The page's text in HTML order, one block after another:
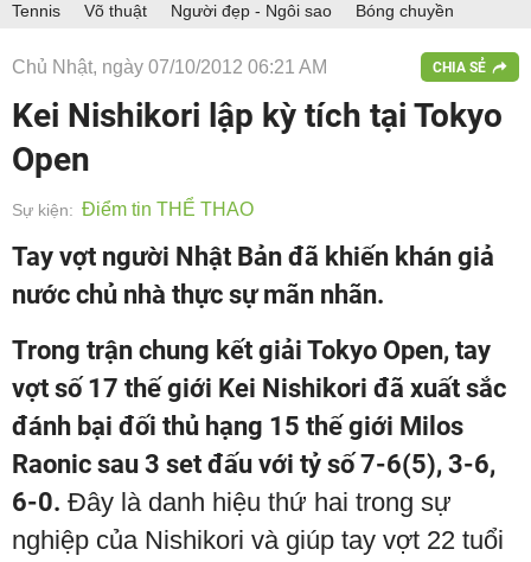
Tennis Võ thuật Người đẹp - Ngôi sao Bóng chuyền
Chủ Nhật, ngày 07/10/2012 06:21 AM CHIA SẺ
Kei Nishikori lập kỳ tích tại Tokyo
Open
Sự kiện: Điểm tin THỂ THAO
Tay vợt người Nhật Bản đã khiến khán giả
nước chủ nhà thực sự mãn nhãn.
Trong trận chung kết giải Tokyo Open, tay
vợt số 17 thế giới Kei Nishikori đã xuất sắc
đánh bại đối thủ hạng 15 thế giới Milos
Raonic sau 3 set đấu với tỷ số 7-6(5), 3-6,
6-0. Đây là danh hiệu thứ hai trong sự
nghiệp của Nishikori và giúp tay vợt 22 tuổi